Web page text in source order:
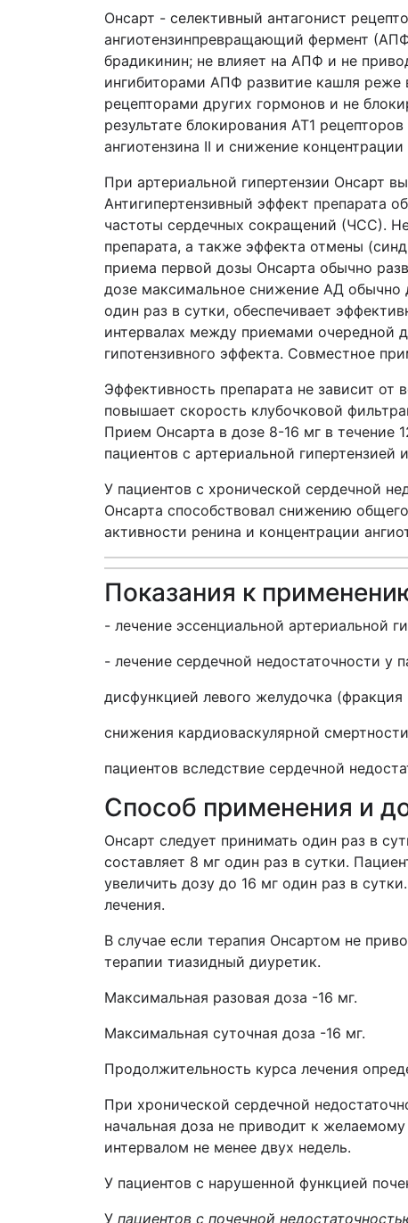
Онсарт - селективный антагонист
ангиотензинпревращающий фермент
брадикинин; не влияет на АПФ и не
ингибиторами АПФ развитие кашля реже
рецепторами других гормонов и не
результате блокирования AT1
ангиотензина II и снижение
При артериальной гипертензии Онсарт
Антигипертензивный эффект препарата
частоты сердечных сокращений (ЧСС).
препарата, а также эффекта отмены
приема первой дозы Онсарта обычно
дозе максимальное снижение АД обычно
один раз в сутки, обеспечивает
интервалах между приемами очередной
гипотензивного эффекта. Совместное
Эффективность препарата не зависит от
повышает скорость клубочковой
Прием Онсарта в дозе 8-16 мг в течение
пациентов с артериальной
У пациентов с хронической сердечной
Онсарта способствовал снижению
активности ренина и концентрации
Показания к
- лечение эссенциальной артериальной
- лечение сердечной недостаточности у
дисфункцией левого желудочка
снижения кардиоваскулярной
пациентов вследствие сердечной
Способ применения и
Онсарт следует принимать один раз в
составляет 8 мг один раз в сутки.
увеличить дозу до 16 мг один раз в
лечения.
В случае если терапия Онсартом не
терапии тиазидный диуретик.
Максимальная разовая доза -16 мг.
Максимальная суточная доза -16 мг.
Продолжительность курса лечения
При хронической сердечной
начальная доза не приводит к
интервалом не менее двух недель.
У пациентов с нарушенной функцией
У пациентов с почечной